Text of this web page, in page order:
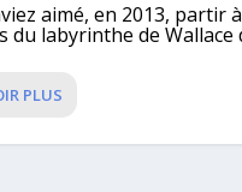
aimé, en 2013, partir
du labyrinthe de Wallace
PLUS